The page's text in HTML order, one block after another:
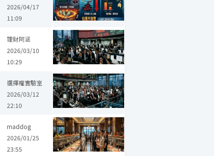
2026/04/17
11:09
中櫃 山隆 奇鋐 欣興
理財阿涵
2026/03/10
10:29
志聖 長榮 陽明 中櫃 萬海 山隆
選擇權實驗室
2026/03/12
22:10
台勝科 和椿 啟碁 生華科
maddog
2026/01/25
23:55